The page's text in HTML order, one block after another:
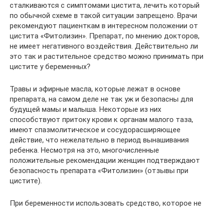
сталкиваются с симптомами цистита, лечить который
по обычной схеме в такой ситуации запрещено. Врачи
рекомендуют пациенткам в интересном положении от
цистита «Фитолизин». Препарат, по мнению докторов,
не имеет негативного воздействия. Действительно ли
это так и растительное средство можно принимать при
цистите у беременных?
Травы и эфирные масла, которые лежат в основе
препарата, на самом деле не так уж и безопасны для
будущей мамы и малыша. Некоторые из них
способствуют притоку крови к органам малого таза,
имеют спазмолитическое и сосудорасширяющее
действие, что нежелательно в период вынашивания
ребенка. Несмотря на это, многочисленные
положительные рекомендации женщин подтверждают
безопасность препарата «Фитолизин» (отзывы при
цистите).
При беременности использовать средство, которое не